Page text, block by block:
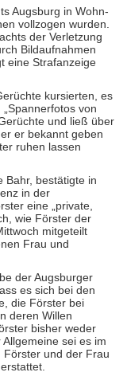
Augsburg in Wohn-
vollzogen wurden.
der Verletzung
Bildaufnahmen
eine Strafanzeige
kursierten, es
von
und ließ über
er bekannt geben
ruhen lassen
Bahr, bestätigte in
in der
eine „private,
wie Förster der
mitgeteilt
Frau und
der Augsburger
es sich bei den
die Förster bei
deren Willen
bisher weder
sei es im
Förster und der Frau